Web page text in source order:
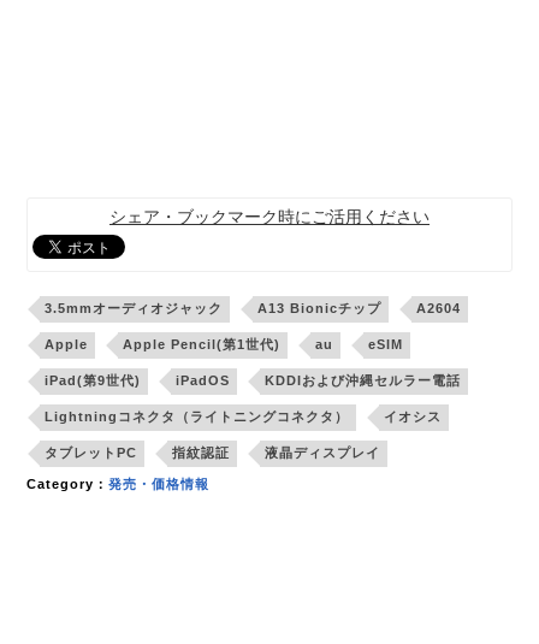
シェア・ブックマーク時にご活用ください
3.5mmオーディオジャック A13 Bionicチップ A2604
Apple Apple Pencil(第1世代) au eSIM
iPad(第9世代) iPadOS KDDIおよび沖縄セルラー電話
Lightningコネクタ（ライトニングコネクタ） イオシス
タブレットPC 指紋認証 液晶ディスプレイ
Category：発売・価格情報